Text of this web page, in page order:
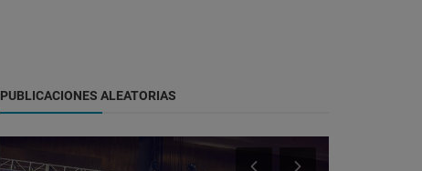
PUBLICACIONES ALEATORIAS